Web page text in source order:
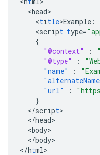
<head
<title>Example :
<script type=
{
"@context"
:
"@type"
:
"name"
:
"url"
:
}
</script
</head
<body
</body>
</html>